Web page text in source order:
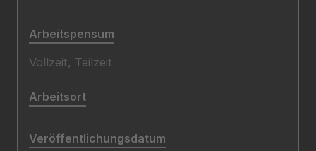
Arbeitspensum
Vollzeit, Teilzeit
Arbeitsort
Veröffentlichungsdatum